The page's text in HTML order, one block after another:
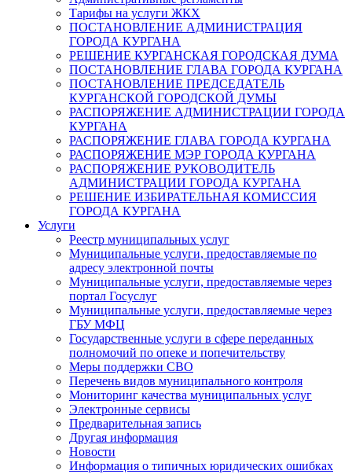
Тарифы на услуги ЖКХ
ПОСТАНОВЛЕНИЕ АДМИНИСТРАЦИЯ
ГОРОДА КУРГАНА
РЕШЕНИЕ КУРГАНСКАЯ ГОРОДСКАЯ ДУМА
ПОСТАНОВЛЕНИЕ ГЛАВА ГОРОДА КУРГАНА
ПОСТАНОВЛЕНИЕ ПРЕДСЕДАТЕЛЬ
КУРГАНСКОЙ ГОРОДСКОЙ ДУМЫ
РАСПОРЯЖЕНИЕ АДМИНИСТРАЦИИ ГОРОДА
КУРГАНА
РАСПОРЯЖЕНИЕ ГЛАВА ГОРОДА КУРГАНА
РАСПОРЯЖЕНИЕ МЭР ГОРОДА КУРГАНА
РАСПОРЯЖЕНИЕ РУКОВОДИТЕЛЬ
АДМИНИСТРАЦИИ ГОРОДА КУРГАНА
РЕШЕНИЕ ИЗБИРАТЕЛЬНАЯ КОМИССИЯ
ГОРОДА КУРГАНА
Услуги
Реестр муниципальных услуг
Муниципальные услуги, предоставляемые по
адресу электронной почты
Муниципальные услуги, предоставляемые через
портал Госуслуг
Муниципальные услуги, предоставляемые через
ГБУ МФЦ
Государственные услуги в сфере переданных
полномочий по опеке и попечительству
Меры поддержки СВО
Перечень видов муниципального контроля
Мониторинг качества муниципальных услуг
Электронные сервисы
Предварительная запись
Другая информация
Новости
Информация о типичных юридических ошибках